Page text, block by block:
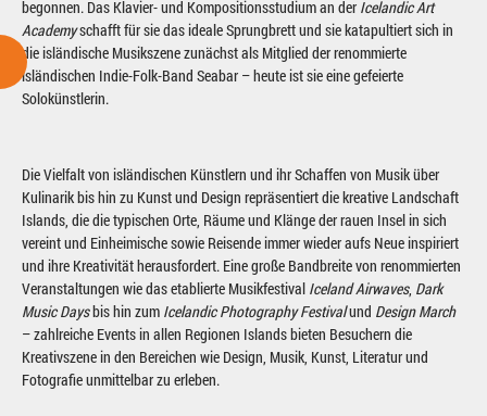
begonnen. Das Klavier- und Kompositionsstudium an der Icelandic Art
Academyschafft für sie das ideale Sprungbrett und sie katapultiert sich in
die isländische Musikszene zunächst als Mitglied der renommierte
isländischen Indie-Folk-Band Seabar – heute ist sie eine gefeierte
Solokünstlerin.
Die Vielfalt von isländischen Künstlern und ihr Schaffen von Musik über
Kulinarik bis hin zu Kunst und Design repräsentiert die kreative Landschaft
Islands, die die typischen Orte, Räume und Klänge der rauen Insel in sich
vereint und Einheimische sowie Reisende immer wieder aufs Neue inspiriert
und ihre Kreativität herausfordert. Eine große Bandbreite von renommierten
Veranstaltungen wie das etablierte Musikfestival Iceland Airwaves, Dark
Music Daysbis hin zum Icelandic Photography Festivalund Design March
– zahlreiche Events in allen Regionen Islands bieten Besuchern die
Kreativszene in den Bereichen wie Design, Musik, Kunst, Literatur und
Fotografie unmittelbar zu erleben.